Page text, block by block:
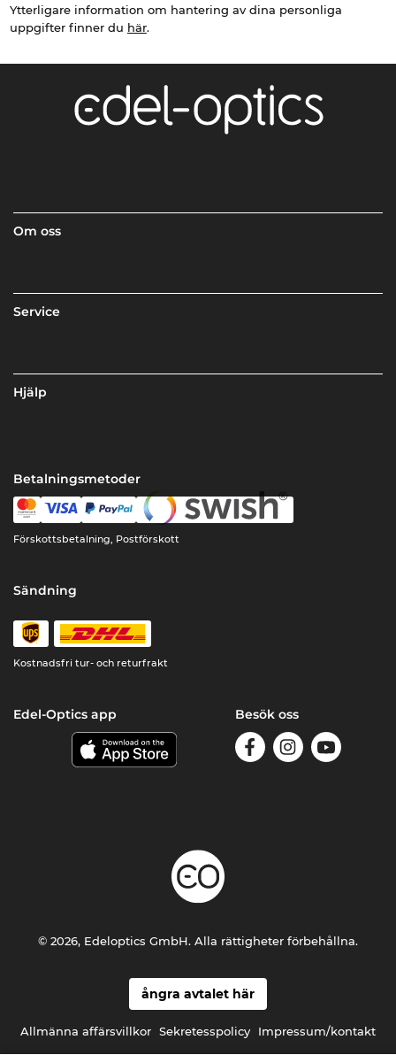
Ytterligare information om hantering av dina personliga
uppgifter finner du här.
Om oss
Service
Hjälp
Betalningsmetoder
Förskottsbetalning, Postförskott
Sändning
Kostnadsfri tur- och returfrakt
Edel-Optics app Besök oss
ångra avtalet här
Allmänna affärsvillkor Sekretesspolicy Impressum/kontakt
© 2026, Edeloptics GmbH. Alla rättigheter förbehållna.